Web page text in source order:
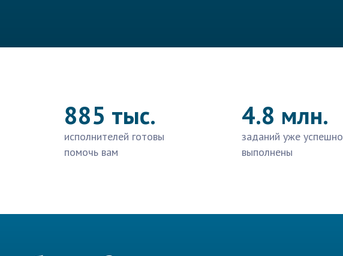
885 тыс.
исполнителей готовы
помочь вам
4.8 млн.
заданий уже успешно
выполнены